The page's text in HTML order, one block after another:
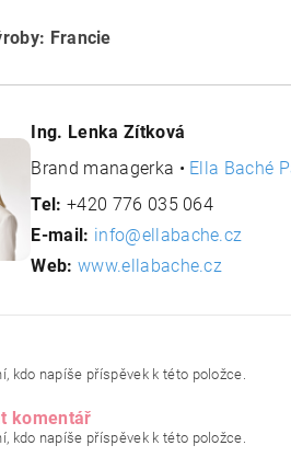
Francie
Ing. Lenka Zítková
Brand managerka • Ella Baché
Tel: +420 776 035 064
E-mail: info@ellabache.cz
Web: www.ellabache.cz
kdo napíše příspěvek k této položce.
komentář
kdo napíše příspěvek k této položce.